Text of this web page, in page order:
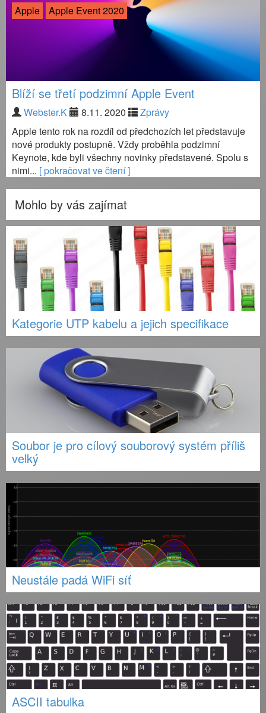
Apple Apple Event 2020
Blíží se třetí podzimní Apple Event
Webster.K 8.11. 2020
Zprávy
Apple tento rok na rozdíl od předchozích let představuje
nové produkty postupně. Vždy proběhla podzimní
Keynote, kde byli všechny novinky představené. Spolu s
nimi... [ pokračovat ve čtení ]
Mohlo by vás zajímat
Kategorie UTP kabelu a jejich specifikace
Soubor je pro cílový souborový systém příliš
velký
Neustále padá WiFi síť
ASCII tabulka